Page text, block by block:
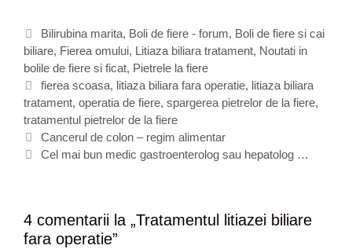
C
a
t
e
g
o
r
i
Bilirubina marita, Boli de fiere - forum, Boli de fiere si cai
biliare, Fierea omului, Litiaza biliara tratament, Noutati in
bolile de fiere si ficat, Pietrele la fiere
E
t
i
c
h
fierea scoasa, litiaza biliara fara operatie, litiaza biliara
tratament, operatia de fiere, spargerea pietrelor de la fiere,
tratamentul pietrelor de la fiere
N
a
a
r
Cancerul de colon – regim alimentar
Cel mai bun medic gastroenterolog sau hepatolog …
4 comentarii la „Tratamentul litiazei biliare
fara operatie”